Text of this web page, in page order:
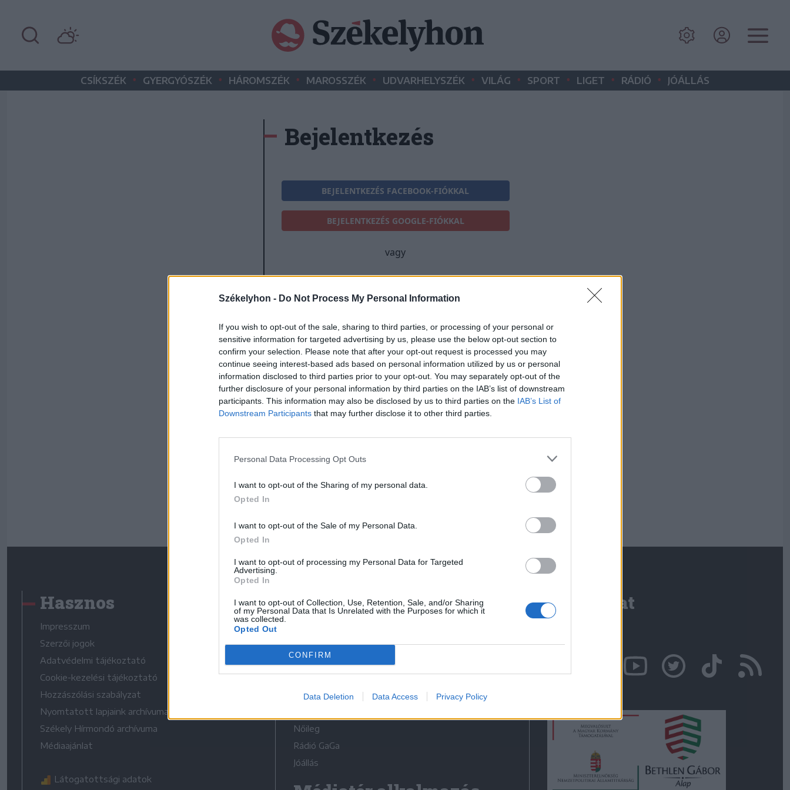
Székelyhon - Do Not Process My Personal Information
If you wish to opt-out of the sale, sharing to third parties, or processing of your personal or
sensitive information for targeted advertising by us, please use the below opt-out section to
confirm your selection. Please note that after your opt-out request is processed you may
continue seeing interest-based ads based on personal information utilized by us or personal
information disclosed to third parties prior to your opt-out. You may separately opt-out of the
further disclosure of your personal information by third parties on the IAB’s list of downstream
participants. This information may also be disclosed by us to third parties on the IAB’s List of
Downstream Participants that may further disclose it to other third parties.
Personal Data Processing Opt Outs
I want to opt-out of the Sharing of my personal data.
Opted In
I want to opt-out of the Sale of my Personal Data.
Opted In
I want to opt-out of processing my Personal Data for Targeted
Advertising.
Opted In
I want to opt-out of Collection, Use, Retention, Sale, and/or Sharing
of my Personal Data that Is Unrelated with the Purposes for which it
was collected.
Opted Out
CONFIRM
Data Deletion Data Access Privacy Policy
CSÍKSZÉK • GYERGYÓSZÉK • HÁROMSZÉK • MAROSSZÉK • UDVARHELYSZÉK • VILÁG • SPORT • LIGET • RÁDIÓ • JÓÁLLÁS
Bejelentkezés
BEJELENTKEZÉS FACEBOOK-FIÓKKAL
BEJELENTKEZÉS GOOGLE-FIÓKKAL
vagy
E-mail-cím
Jelszó
Elfelejtette a jelszavát?
BEJELENTKEZÉS
Hasznos
Impresszum
Szerzői jogok
Adatvédelmi tájékoztató
Cookie-kezelési tájékoztató
Hozzászólási szabályzat
Nyomtatott lapjaink archívuma
Székely Hírmondó archívuma
Médiaajánlat
Látogatottsági adatok
Médiatér
Liget
Krónika
Bihari Napló
Erdélyi Napló
Nőileg
Rádió GaGa
Jóállás
Kapcsolat